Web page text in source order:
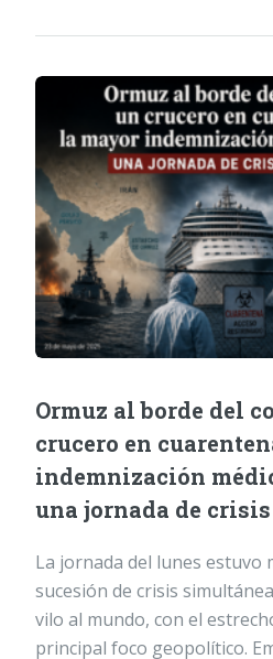
Ormuz al borde del
crucero en
indemnización
una jornada de
La jornada del lunes estuvo
sucesión de crisis
vilo al mundo, con el
principal foco geopolítico.